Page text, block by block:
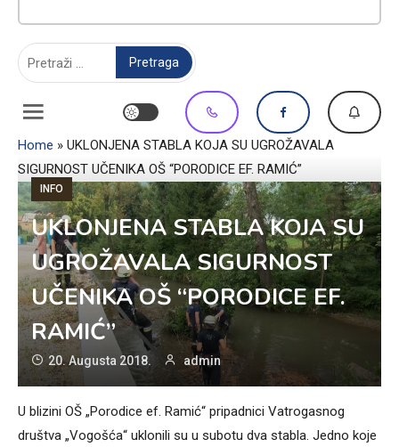
Home » UKLONJENA STABLA KOJA SU UGROŽAVALA
SIGURNOST UČENIKA OŠ “PORODICE EF. RAMIĆ”
INFO
UKLONJENA STABLA KOJA SU
UGROŽAVALA SIGURNOST
UČENIKA OŠ “PORODICE EF.
RAMIĆ”
20. Augusta 2018. admin
U blizini OŠ „Porodice ef. Ramić“ pripadnici Vatrogasnog
društva „Vogošća“ uklonili su u subotu dva stabla. Jedno koje